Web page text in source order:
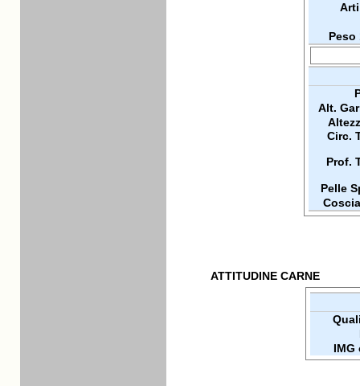
Peso
Alt.
Circ.
Prof.
Pelle
ATTITUDINE CARNE
IMG